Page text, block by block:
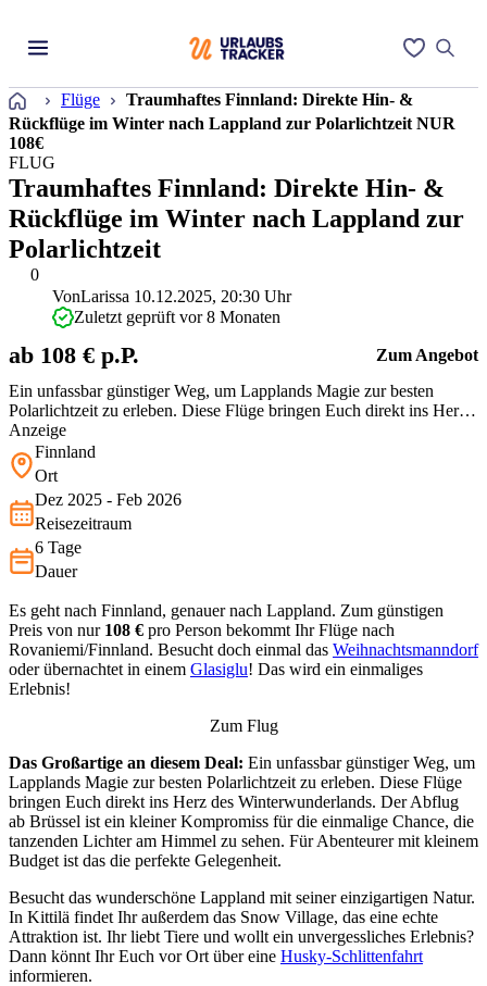
Startseite
Flüge
Traumhaftes Finnland: Direkte Hin- &
Rückflüge im Winter nach Lappland zur Polarlichtzeit NUR
108€
0
FLUG
Traumhaftes Finnland: Direkte Hin- &
Rückflüge im Winter nach Lappland zur
Polarlichtzeit
Ein unfassbar günstiger Weg, um Lapplands Magie zur besten
Polarlichtzeit zu erleben. Diese Flüge bringen Euch direkt ins Herz
des Winterwunderlands. Der Abflug ab Brüssel ist ein kleiner
Kompromiss für die einmalige Chance, die tanzenden Lichter am
Himmel zu sehen. Für Abenteurer mit kleinem Budget ist das die
VonLarissa 10.12.2025, 20:30 Uhr
Zuletzt geprüft vor 8 Monaten
ab 108 € p.P. Zum Angebot
Anzeige
Finnland
Ort
Dez 2025 - Feb 2026
Reisezeitraum
6 Tage
Dauer
Es geht nach Finnland, genauer nach Lappland. Zum günstigen
Preis von nur 108 € pro Person bekommt Ihr Flüge nach
Rovaniemi/Finnland. Besucht doch einmal das Weihnachtsmanndorf
oder übernachtet in einem Glasiglu! Das wird ein einmaliges
Erlebnis!
Zum Flug
Das Großartige an diesem Deal: Ein unfassbar günstiger Weg, um
Lapplands Magie zur besten Polarlichtzeit zu erleben. Diese Flüge
bringen Euch direkt ins Herz des Winterwunderlands. Der Abflug
ab Brüssel ist ein kleiner Kompromiss für die einmalige Chance, die
tanzenden Lichter am Himmel zu sehen. Für Abenteurer mit kleinem
Budget ist das die perfekte Gelegenheit.
Besucht das wunderschöne Lappland mit seiner einzigartigen Natur.
In Kittilä findet Ihr außerdem das Snow Village, das eine echte
Attraktion ist. Ihr liebt Tiere und wollt ein unvergessliches Erlebnis?
Dann könnt Ihr Euch vor Ort über eine Husky-Schlittenfahrt
informieren.